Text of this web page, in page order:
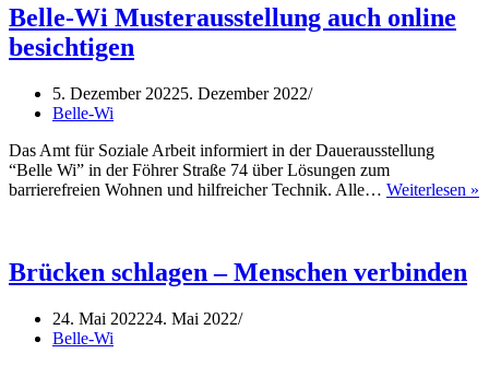
2026
in
Wi!
Belle-Wi Musterausstellung auch online
besichtigen
5. Dezember 20225. Dezember 2022
Belle-Wi
Das Amt für Soziale Arbeit informiert in der Dauerausstellung
“Belle Wi” in der Föhrer Straße 74 über Lösungen zum
barrierefreien Wohnen und hilfreicher Technik. Alle… Weiterlesen »
Brücken schlagen – Menschen verbinden
24. Mai 202224. Mai 2022
Belle-Wi